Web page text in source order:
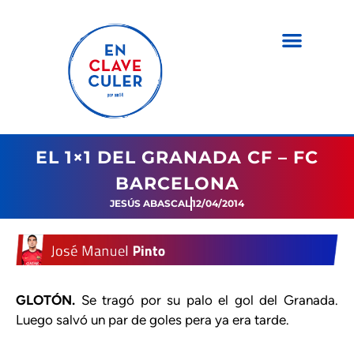
EL 1×1 DEL GRANADA CF – FC
BARCELONA
JESÚS ABASCAL12/04/2014
GLOTÓN. Se tragó por su palo el gol del Granada.
Luego salvó un par de goles pera ya era tarde.